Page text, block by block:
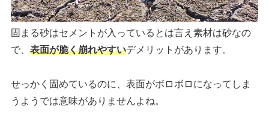
固まる砂はセメントが入っているとは言え素材は砂なの
で、表面が脆く崩れやすいデメリットがあります。
せっかく固めているのに、表面がボロボロになってしま
うようでは意味がありませんよね。